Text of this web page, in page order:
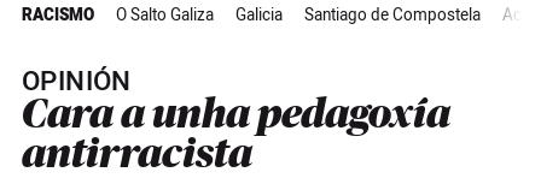
RACISMO O Salto Galiza Galicia Santiago de Compostela
OPINIÓN
Cara a unha pedagoxía
antirracista